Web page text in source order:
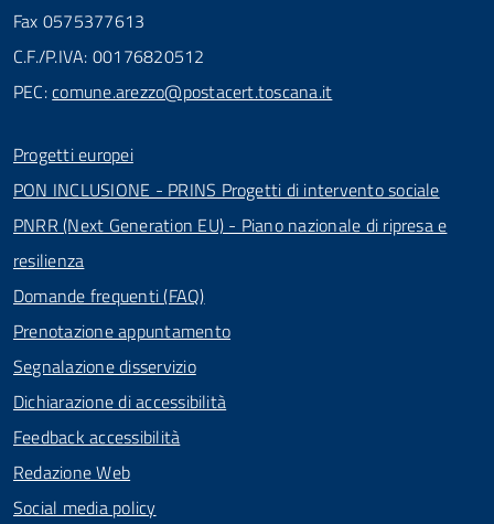
Fax 0575377613
C.F./P.IVA: 00176820512
PEC:comune.arezzo@postacert.toscana.it
Progetti europei
PON INCLUSIONE - PRINS Progetti di intervento sociale
PNRR (Next Generation EU) - Piano nazionale di ripresa e
resilienza
Domande frequenti (FAQ)
Prenotazione appuntamento
Segnalazione disservizio
Dichiarazione di accessibilità
Feedback accessibilità
Redazione Web
Social media policy